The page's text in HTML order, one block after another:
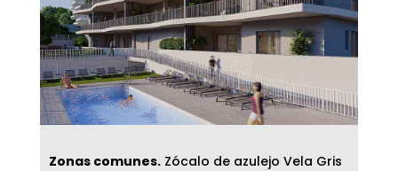
Zonas comunes.Zócalo de azulejo Vela Gris